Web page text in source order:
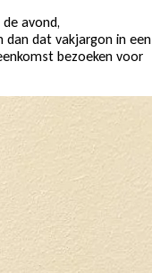
avond,
dan dat vakjargon in een
bezoeken voor